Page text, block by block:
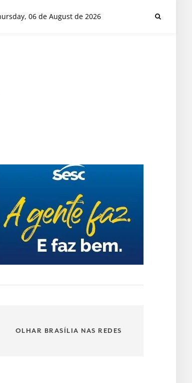
06 de August de 2026
OLHAR BRASÍLIA NAS REDES